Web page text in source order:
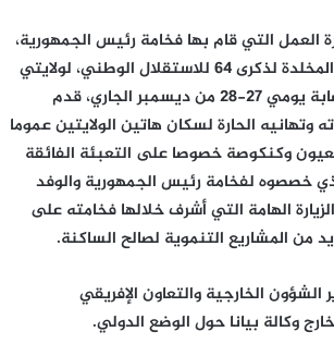
العمل التي قام بها فخامة رئيس الجمهورية،
تزامنا مع الاحتفالات المخلدة لذكرى 64 للاستقلال الوطني، لولايتي
الحوض الغربي ولعصابة يومي 27-28 من ديسمبر الجاري، قدم
وتهانيه الحارة لسكان هاتين الولايتين عموما
وكنكوصة خصوصا على التعبئة الفائقة
خصصوه لفخامة رئيس الجمهورية والوفد
الهامة التي أشرف خلالها فخامته على
من المشاريع التنموية لصالح الساكنة.
الشؤون الخارجية والتعاون الإفريقي
وكالة بيانا حول الوضع الدولي.